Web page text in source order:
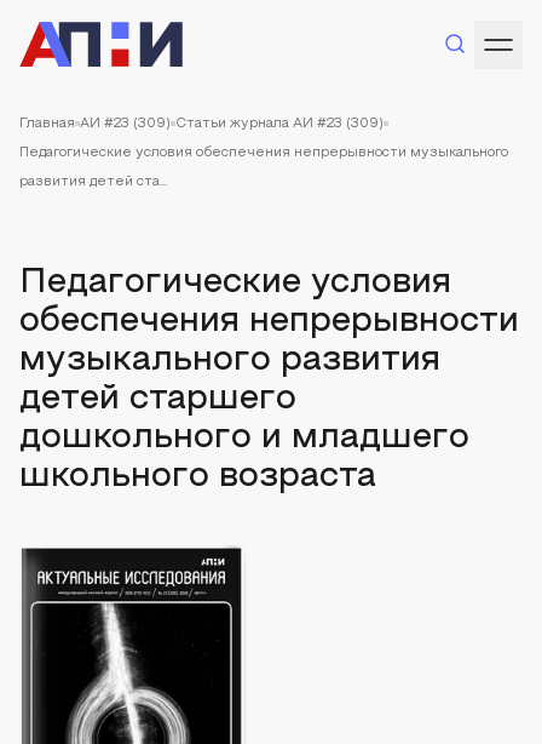
Главная АИ #23 (309) Статьи журнала АИ #23 (309)
Педагогические условия обеспечения непрерывности музыкального
развития детей ста...
Педагогические условия
обеспечения непрерывности
музыкального развития
детей старшего
дошкольного и младшего
школьного возраста